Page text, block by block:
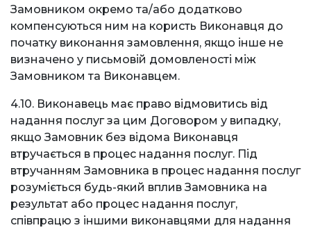
Замовником окремо та/або додатково
компенсуються ним на користь Виконавця до
початку виконання замовлення, якщо інше не
визначено у письмовій домовленості між
Замовником та Виконавцем.
4.10. Виконавець має право відмовитись від
надання послуг за цим Договором у випадку,
якщо Замовник без відома Виконавця
втручається в процес надання послуг. Під
втручанням Замовника в процес надання послуг
розуміється будь-який вплив Замовника на
результат або процес надання послуг,
співпрацю з іншими виконавцями для надання